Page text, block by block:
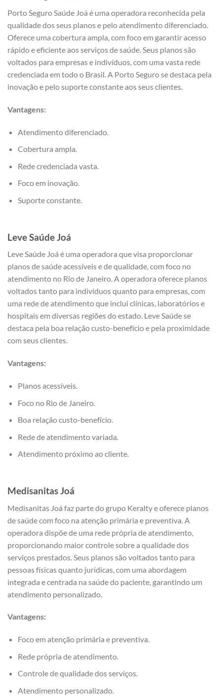
Porto Seguro Saúde Joá é uma operadora reconhecida pela
qualidade dos seus planos e pelo atendimento diferenciado.
Oferece uma cobertura ampla, com foco em garantir acesso
rápido e eficiente aos serviços de saúde. Seus planos são
voltados para empresas e indivíduos, com uma vasta rede
credenciada em todo o Brasil. A Porto Seguro se destaca pela
inovação e pelo suporte constante aos seus clientes.
Vantagens:
Atendimento diferenciado.
Cobertura ampla.
Rede credenciada vasta.
Foco em inovação.
Suporte constante.
Leve Saúde Joá
Leve Saúde Joá é uma operadora que visa proporcionar
planos de saúde acessíveis e de qualidade, com foco no
atendimento no Rio de Janeiro. A operadora oferece planos
voltados tanto para indivíduos quanto para empresas, com
uma rede de atendimento que inclui clínicas, laboratórios e
hospitais em diversas regiões do estado. Leve Saúde se
destaca pela boa relação custo-benefício e pela proximidade
com seus clientes.
Vantagens:
Planos acessíveis.
Foco no Rio de Janeiro.
Boa relação custo-benefício.
Rede de atendimento variada.
Atendimento próximo ao cliente.
MedisanitasJoá
Medisanitas Joá faz parte do grupo Keralty e oferece planos
de saúde com foco na atenção primária e preventiva. A
operadora dispõe de uma rede própria de atendimento,
proporcionando maior controle sobre a qualidade dos
serviços prestados. Seus planos são voltados tanto para
pessoas físicas quanto jurídicas, com uma abordagem
integrada e centrada na saúde do paciente, garantindo um
atendimento personalizado.
Vantagens:
Foco em atenção primária e preventiva.
Rede própria de atendimento.
Controle de qualidade dos serviços.
Atendimento personalizado.